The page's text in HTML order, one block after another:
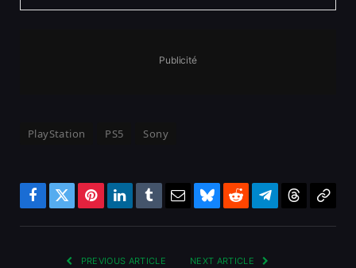
Publicité
PlayStation PS5 Sony
Facebook
TwitterPinterestLinkedInTumblrEmailBlueskyRedditTelegram
PREVIOUS ARTICLE NEXT ARTICLE